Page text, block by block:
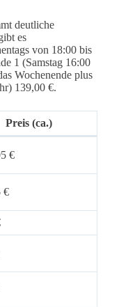
deutliche
es
von 18:00 bis
1 (Samstag 16:00
Wochenende plus
139,00 €.
Preis (ca.)
€
€